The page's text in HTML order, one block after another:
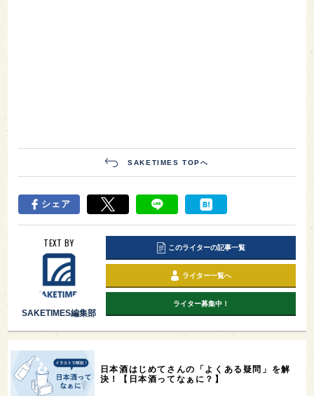
SAKETIMES TOPへ
シェア
TEXT BY
SAKETIMES編集部
このライターの記事一覧
ライター一覧へ
ライター募集中！
日本酒はじめてさんの「よくある疑問」を解
決！【日本酒ってなぁに？】